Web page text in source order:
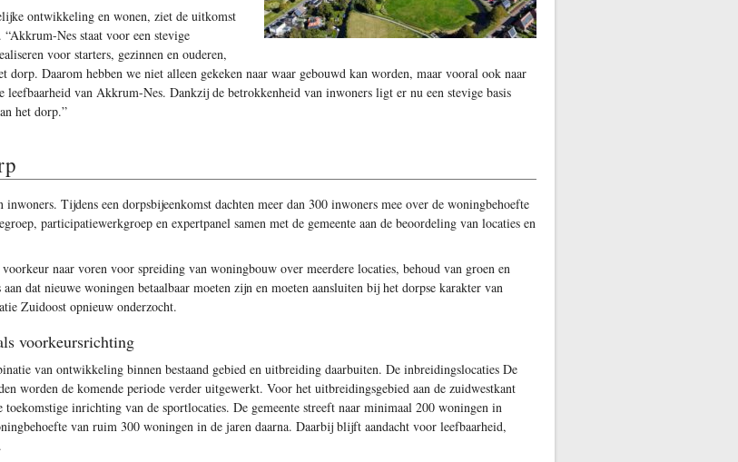
ontwikkeling en wonen, ziet de uitkomst
Nes staat voor een stevige
voor starters, gezinnen en ouderen,
dorp. Daarom hebben we niet alleen gekeken naar waar gebouwd kan worden, maar vooral ook naar
leefbaarheid van Akkrum-Nes. Dankzij de betrokkenheid van inwoners ligt er nu een stevige basis
het dorp.”
Tijdens een dorpsbijeenkomst dachten meer dan 300 inwoners mee over de woningbehoefte
participatiewerkgroep en expertpanel samen met de gemeente aan de beoordeling van locaties en
naar voren voor spreiding van woningbouw over meerdere locaties, behoud van groen en
dat nieuwe woningen betaalbaar moeten zijn en moeten aansluiten bij het dorpse karakter van
Zuidoost opnieuw onderzocht.
voorkeursrichting
van ontwikkeling binnen bestaand gebied en uitbreiding daarbuiten. De inbreidingslocaties De
worden de komende periode verder uitgewerkt. Voor het uitbreidingsgebied aan de zuidwestkant
toekomstige inrichting van de sportlocaties. De gemeente streeft naar minimaal 200 woningen in
van ruim 300 woningen in de jaren daarna. Daarbij blijft aandacht voor leefbaarheid,